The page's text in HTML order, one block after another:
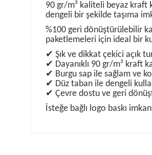
90 gr/m² kaliteli beyaz kraft
dengeli bir şekilde taşıma
%100 geri dönüştürülebilir
paketlemeleri için ideal bir
✔ Şık ve dikkat çekici açık
✔ Dayanıklı 90 gr/m² kraft
✔ Burgu sap ile sağlam ve
✔ Düz taban ile dengeli
✔ Çevre dostu ve geri
İsteğe bağlı logo baskı